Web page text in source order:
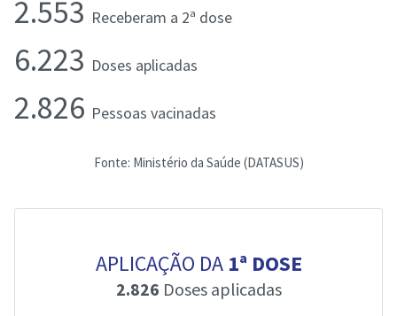
2.553 Receberam a 2ª dose
6.223 Doses aplicadas
2.826 Pessoas vacinadas
Fonte: Ministério da Saúde (DATASUS)
APLICAÇÃO DA 1ª DOSE
2.826 Doses aplicadas